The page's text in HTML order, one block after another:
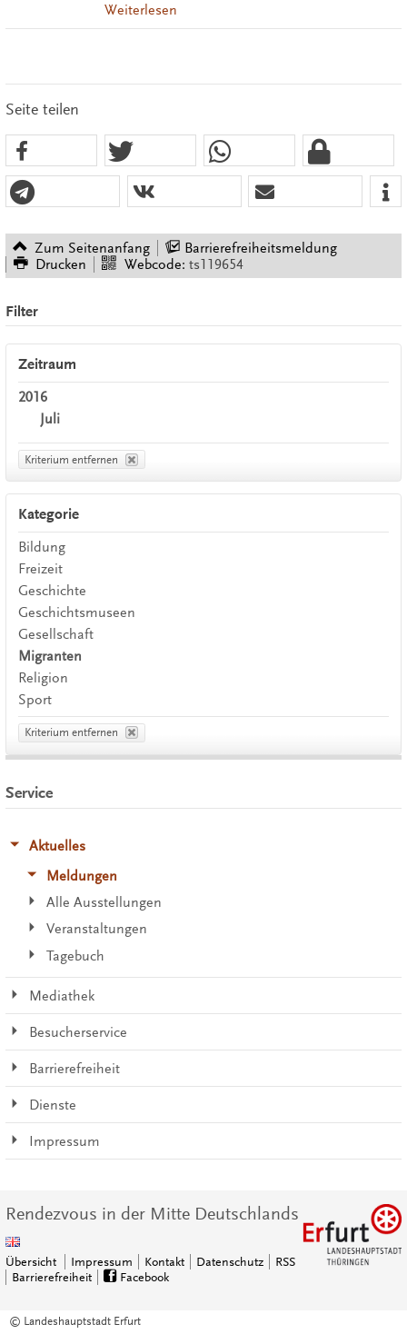
Weiterlesen
Seite teilen
Zum Seitenanfang
Barrierefreiheitsmeldung
Drucken
Webcode: ts119654
Filter
Zeitraum
2016
Juli
Kriterium entfernen
Kategorie
Bildung
Freizeit
Geschichte
Geschichtsmuseen
Gesellschaft
Migranten
Religion
Sport
Kriterium entfernen
Service
Aktuelles
Meldungen
Alle Ausstellungen
Veranstaltungen
Tagebuch
Mediathek
Besucherservice
Barrierefreiheit
Dienste
Impressum
Rendezvous in der Mitte Deutschlands
Übersicht Impressum Kontakt Datenschutz
RSS
Barrierefreiheit
Facebook
© Landeshauptstadt Erfurt